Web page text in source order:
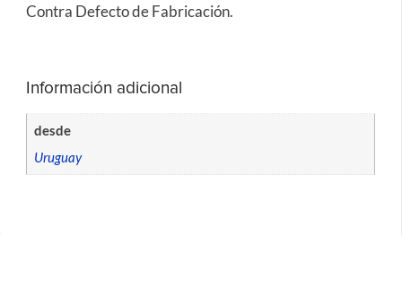
Contra Defecto de Fabricación.
Información adicional
desde
Uruguay